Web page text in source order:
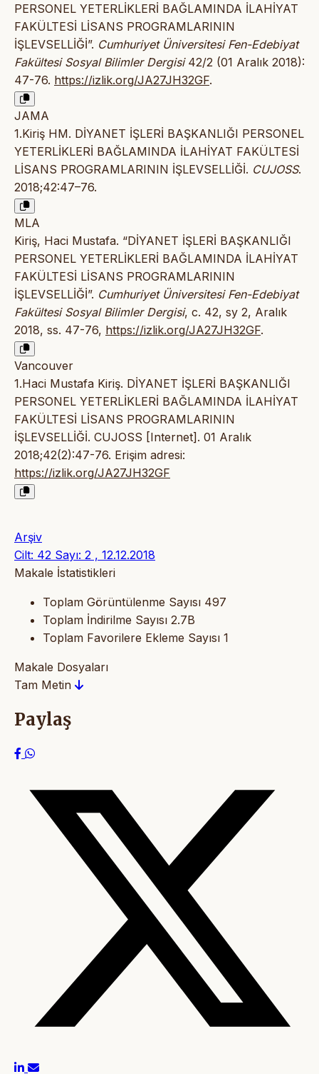
PERSONEL YETERLİKLERİ BAĞLAMINDA İLAHİYAT
FAKÜLTESİ LİSANS PROGRAMLARININ
İŞLEVSELLİĞİ”. Cumhuriyet Üniversitesi Fen-Edebiyat
Fakültesi Sosyal Bilimler Dergisi42/2 (01 Aralık 2018):
47-76. https://izlik.org/JA27JH32GF.
JAMA
1.Kiriş HM. DİYANET İŞLERİ BAŞKANLIĞI PERSONEL
YETERLİKLERİ BAĞLAMINDA İLAHİYAT FAKÜLTESİ
LİSANS PROGRAMLARININ İŞLEVSELLİĞİ. CUJOSS.
2018;42:47–76.
MLA
Kiriş, Haci Mustafa. “DİYANET İŞLERİ BAŞKANLIĞI
PERSONEL YETERLİKLERİ BAĞLAMINDA İLAHİYAT
FAKÜLTESİ LİSANS PROGRAMLARININ
İŞLEVSELLİĞİ”. Cumhuriyet Üniversitesi Fen-Edebiyat
Fakültesi Sosyal Bilimler Dergisi, c. 42, sy 2, Aralık
2018, ss. 47-76, https://izlik.org/JA27JH32GF.
Vancouver
1.Haci Mustafa Kiriş. DİYANET İŞLERİ BAŞKANLIĞI
PERSONEL YETERLİKLERİ BAĞLAMINDA İLAHİYAT
FAKÜLTESİ LİSANS PROGRAMLARININ
İŞLEVSELLİĞİ. CUJOSS [Internet]. 01 Aralık
2018;42(2):47-76. Erişim adresi:
https://izlik.org/JA27JH32GF
Arşiv
Cilt: 42 Sayı: 2 , 12.12.2018
Makale İstatistikleri
Toplam Görüntülenme Sayısı 497
Toplam İndirilme Sayısı 2.7B
Toplam Favorilere Ekleme Sayısı 1
Makale Dosyaları
Tam Metin
Paylaş